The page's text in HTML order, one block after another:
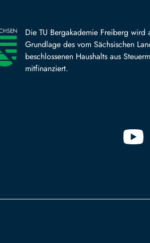
Die TU Bergakademie Freiberg wird
Grundlage des vom Sächsischen
beschlossenen Haushalts aus
mitfinanziert.